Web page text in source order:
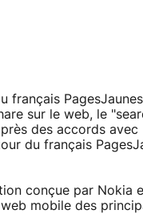
français
sur le web, le
des accords avec
du français
conçue par Nokia
mobile des